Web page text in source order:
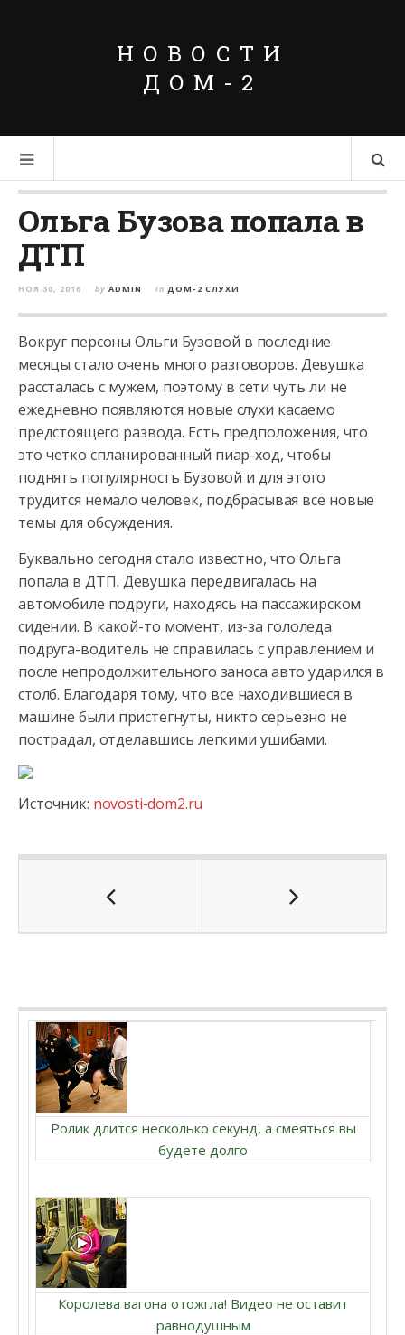
НОВОСТИ
ДОМ-2
Ольга Бузова попала в
ДТП
НОЯ 30, 2016 by ADMIN in ДОМ-2 СЛУХИ
Вокруг персоны Ольги Бузовой в последние
месяцы стало очень много разговоров. Девушка
рассталась с мужем, поэтому в сети чуть ли не
ежедневно появляются новые слухи касаемо
предстоящего развода. Есть предположения, что
это четко спланированный пиар-ход, чтобы
поднять популярность Бузовой и для этого
трудится немало человек, подбрасывая все новые
темы для обсуждения.
Буквально сегодня стало известно, что Ольга
попала в ДТП. Девушка передвигалась на
автомобиле подруги, находясь на пассажирском
сидении. В какой-то момент, из-за гололеда
подруга-водитель не справилась с управлением и
после непродолжительного заноса авто ударился в
столб. Благодаря тому, что все находившиеся в
машине были пристегнуты, никто серьезно не
пострадал, отделавшись легкими ушибами.
Источник: novosti-dom2.ru
Ролик длится несколько секунд, а смеяться вы
будете долго
Королева вагона отожгла! Видео не оставит
равнодушным